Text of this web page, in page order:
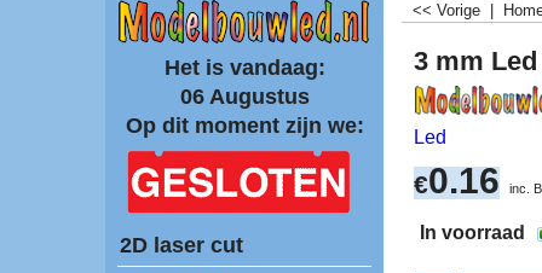
Het is vandaag:
06 Augustus
Op dit moment zijn we:
2D laser cut
<< Vorige
3 mm
Led
€0.16 inc.
In voorraad